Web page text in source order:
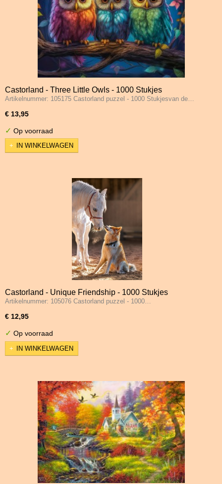
Castorland - Three Little Owls - 1000 Stukjes
Artikelnummer: 105175 Castorland puzzel - 1000 Stukjesvan de…
€ 13,95
✓ Op voorraad
IN WINKELWAGEN
Castorland - Unique Friendship - 1000 Stukjes
Artikelnummer: 105076 Castorland puzzel - 1000…
€ 12,95
✓ Op voorraad
IN WINKELWAGEN